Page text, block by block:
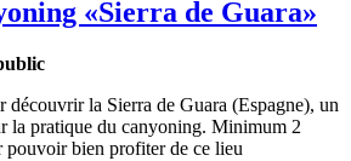
«Sierra de Guara»
découvrir la Sierra de Guara (Espagne), un
la pratique du canyoning. Minimum 2
pouvoir bien profiter de ce lieu